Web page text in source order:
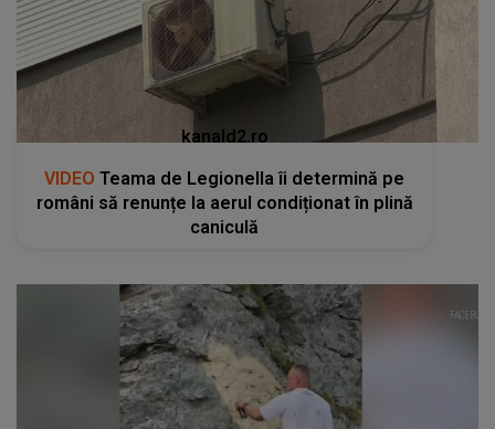
kanald2.ro
VIDEO Teama de Legionella îi determină pe
români să renunțe la aerul condiționat în plină
caniculă